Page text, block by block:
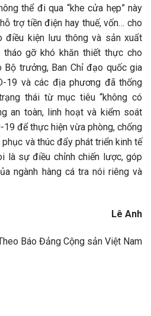
thể đi qua “khe cửa hẹp” này
trợ tiền điện hay thuế, vốn… cho
điều kiện lưu thông và sản xuất
tháo gỡ khó khăn thiết thực cho
Bộ trưởng, Ban Chỉ đạo quốc gia
19 và các địa phương đã thống
thái từ mục tiêu “không có
an toàn, linh hoạt và kiểm soát
19 để thực hiện vừa phòng, chống
và thúc đẩy phát triển kinh tế
là sự điều chỉnh chiến lược, góp
ngành hàng cá tra nói riêng và
Lê Anh
Báo Đảng Cộng sản Việt Nam